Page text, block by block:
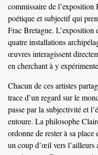
commissaire de
poétique et subjectif qui
Frac Bretagne. L’exposition
quatre installations
œuvres interagissent
en cherchant à y
Chacun de ces artistes
trace d’un regard sur le
passe par la subjectivité et
entoure. La philosophe
ordonne de rester à sa
un coup d’œil vers l’ailleurs